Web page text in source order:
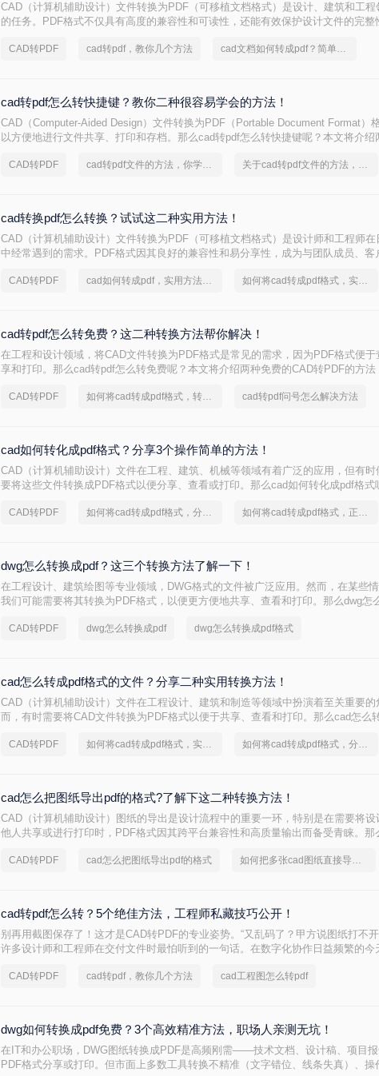
CAD（计算机辅助设计）文件转换为PDF（可移植文档格式）是设计、建筑和工程
的任务。PDF格式不仅具有高度的兼容性和可读性，还能有效保护设计文件的完整
CAD转PDF cad转pdf，教你几个方法 cad文档如何转成pdf？简单高效的恢复方法
cad转pdf怎么转快捷键？教你二种很容易学会的方法！
CAD（Computer-Aided Design）文件转换为PDF（Portable Document Format）
以方便地进行文件共享、打印和存档。那么cad转pdf怎么转快捷键呢？本文将介绍
CAD转PDF cad转pdf文件的方法，你学会了吗 关于cad转pdf文件的方法，你一定要学会
cad转换pdf怎么转换？试试这二种实用方法！
CAD（计算机辅助设计）文件转换为PDF（可移植文档格式）是设计师和工程师在
中经常遇到的需求。PDF格式因其良好的兼容性和易分享性，成为与团队成员、客
的高效方法。
CAD转PDF cad如何转成pdf，实用方法不要错过 如何将cad转成pdf格式，实用的方法来了
cad转pdf怎么转免费？这二种转换方法帮你解决！
在工程和设计领域，将CAD文件转换为PDF格式是常见的需求，因为PDF格式便于
享和打印。那么cad转pdf怎么转免费呢？本文将介绍两种免费的CAD转PDF的方法
CAD转PDF 如何将cad转成pdf格式，转转大师帮你解决 cad转pdf问号怎么解决方法
cad如何转化成pdf格式？分享3个操作简单的方法！
CAD（计算机辅助设计）文件在工程、建筑、机械等领域有着广泛的应用，但有时
要将这些文件转换成PDF格式以便分享、查看或打印。那么cad如何转化成pdf格式
CAD转PDF 如何将cad转成pdf格式，分享一种简单的方法 如何将cad转成pdf格式，正确的操作方法
dwg怎么转换成pdf？这三个转换方法了解一下！
在工程设计、建筑绘图等专业领域，DWG格式的文件被广泛应用。然而，在某些情
我们可能需要将其转换为PDF格式，以便更方便地共享、查看和打印。那么dwg怎
CAD转PDF dwg怎么转换成pdf dwg怎么转换成pdf格式
cad怎么转成pdf格式的文件？分享二种实用转换方法！
CAD（计算机辅助设计）文件在工程设计、建筑和制造等领域中扮演着至关重要的
而，有时需要将CAD文件转换为PDF格式以便于共享、查看和打印。那么cad怎么
CAD转PDF 如何将cad转成pdf格式，实用的方法来了 如何将cad转成pdf格式，分享一种简单的方法
cad怎么把图纸导出pdf的格式?了解下这二种转换方法！
CAD（计算机辅助设计）图纸的导出是设计流程中的重要一环，特别是在需要将设
他人共享或进行打印时，PDF格式因其跨平台兼容性和高质量输出而备受青睐。那
CAD转PDF cad怎么把图纸导出pdf的格式 如何把多张cad图纸直接导出成pdf
cad转pdf怎么转？5个绝佳方法，工程师私藏技巧公开！
别再用截图保存了！这才是CAD转PDF的专业姿势。“又乱码了？甲方说图纸打不
许多设计师和工程师在交付文件时最怕听到的一句话。在数字化协作日益频繁的今
CAD转PDF cad转pdf，教你几个方法 cad工程图怎么转pdf
dwg如何转换成pdf免费？3个高效精准方法，职场人亲测无坑！
在IT和办公职场，DWG图纸转换成PDF是高频刚需——技术文档、设计稿、项目
PDF格式分享或打印。但市面上多数工具转换不精准（文字错位、线条失真）、操